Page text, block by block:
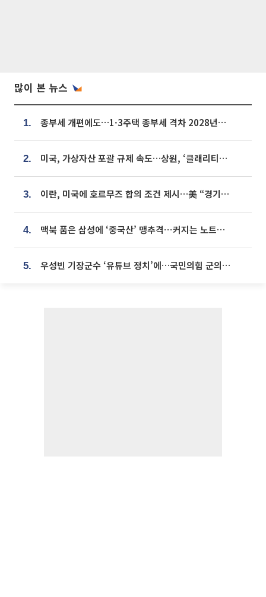
많이 본 뉴스
1. 종부세 개편에도…1·3주택 종부세 격차 2028년부터 확대
2. 미국, 가상자산 포괄 규제 속도…상원, ‘클래리티법’ 9월 절차투표 추진
3. 이란, 미국에 호르무즈 합의 조건 제시…美 “경기 아직 안 끝나” [종합]
4. 맥북 품은 삼성에 ‘중국산’ 맹추격⋯커지는 노트북 OLED 시장
5. 우성빈 기장군수 ‘유튜브 정치’에…국민의힘 군의원들 집단 반발